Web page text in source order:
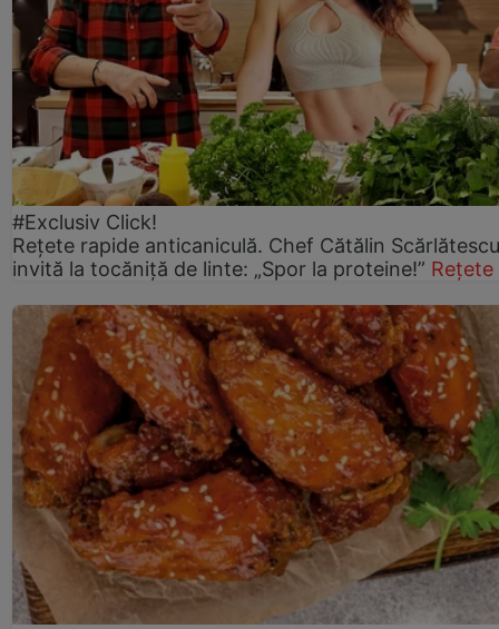
#Exclusiv Click!
Rețete rapide anticaniculă. Chef Cătălin
invită la tocăniță de linte: „Spor la proteine!” Rețete